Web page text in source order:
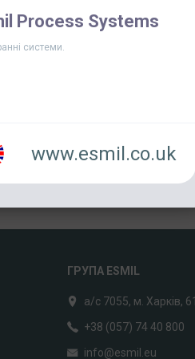
ГРУПА ESMIL
а/с 7055, м. Харків,
+38 (057) 74 40 800
info@esmil.eu
Process Systems
системи.
www.esmil.co.uk